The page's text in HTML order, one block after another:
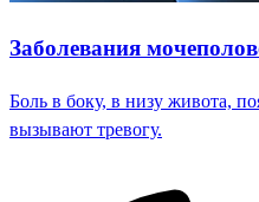
Заболевания
Боль в боку, в низу живота,
вызывают тревогу.